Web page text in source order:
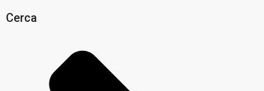
Cerca